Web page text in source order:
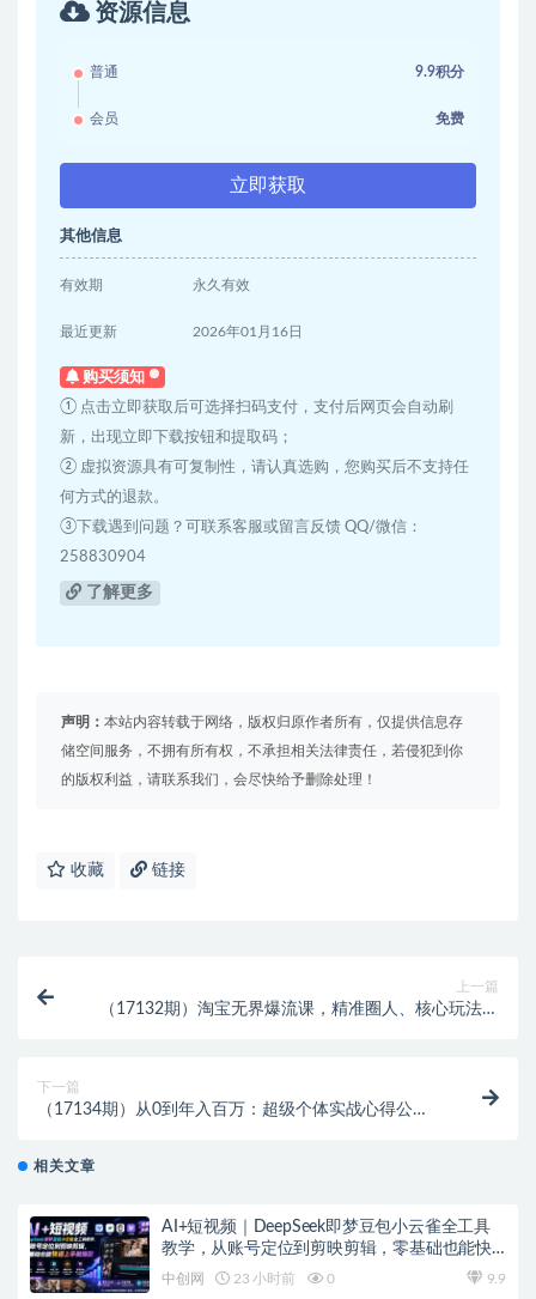
资源信息
普通 9.9积分
会员 免费
立即获取
其他信息
有效期 永久有效
最近更新 2026年01月16日
购买须知
① 点击立即获取后可选择扫码支付，支付后网页会自动刷
新，出现立即下载按钮和提取码；
② 虚拟资源具有可复制性，请认真选购，您购买后不支持任
何方式的退款。
③下载遇到问题？可联系客服或留言反馈 QQ/微信：
258830904
了解更多
声明： 本站内容转载于网络，版权归原作者所有，仅提供信息存
储空间服务，不拥有所有权，不承担相关法律责任，若侵犯到你
的版权利益，请联系我们，会尽快给予删除处理！
收藏 链接
上一篇
（17132期）淘宝无界爆流课，精准圈人、核心玩法、
下一篇
（17134期）从0到年入百万：超级个体实战心得公
相关文章
AI+短视频｜DeepSeek即梦豆包小云雀全工具
教学，从账号定位到剪映剪辑，零基础也能快
速上手做爆款
中创网 23 小时前 0 9.9